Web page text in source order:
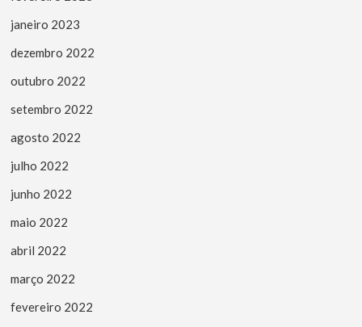
janeiro 2023
dezembro 2022
outubro 2022
setembro 2022
agosto 2022
julho 2022
junho 2022
maio 2022
abril 2022
março 2022
fevereiro 2022